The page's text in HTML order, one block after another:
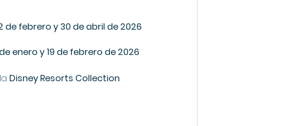
de febrero y 30 de abril de 2026
enero y 19 de febrero de 2026
Disney Resorts Collection.